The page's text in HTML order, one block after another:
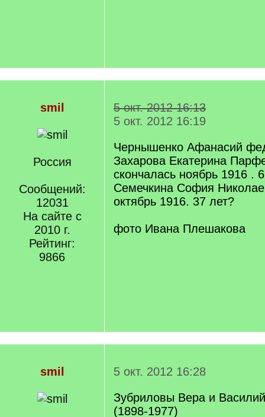
smil
Россия
Сообщений:
12031
На сайте с
2010 г.
Рейтинг:
9866
5 окт. 2012 16:13
5 окт. 2012 16:19
Чернышенко Афанасий
Захарова Екатерина
скончалась ноябрь 1916 .
Семечкина София
октябрь 1916. 37 лет?
фото Ивана Плешакова
smil
5 окт. 2012 16:28
Зубриловы Вера и
(1898-1977)